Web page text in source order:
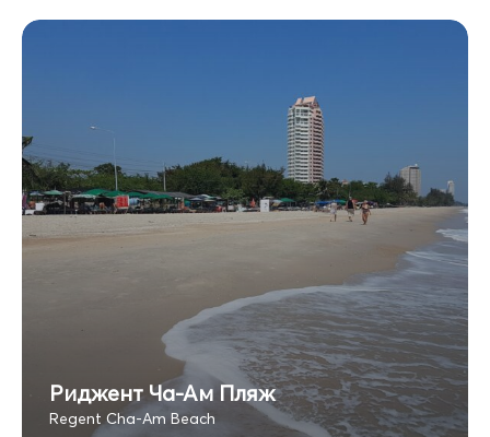
Риджент Ча-Ам Пляж
Regent Cha-Am Beach